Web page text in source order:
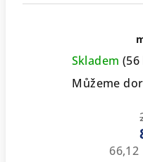
Skladem (56
Můžeme
66,12